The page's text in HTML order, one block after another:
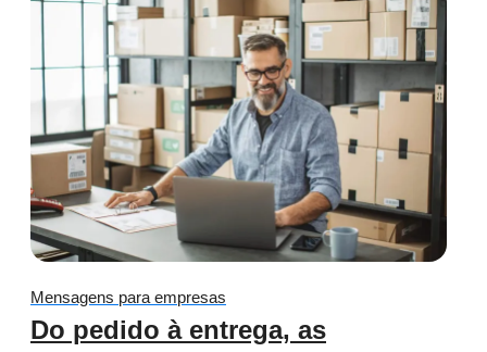
Mensagens para empresas
Do pedido à entrega, as